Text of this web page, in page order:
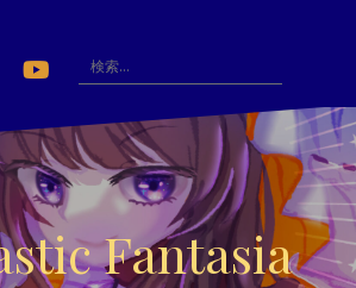
Youtube
検
索:
Fantasia